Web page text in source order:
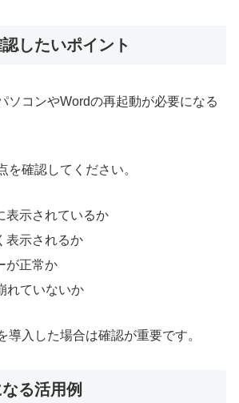
したいポイント
ソコンやWordの再起動が必要になる
を確認してください。
表示されているか
表示されるか
が正常か
れていないか
導入した場合は確認が重要です。
る活用例